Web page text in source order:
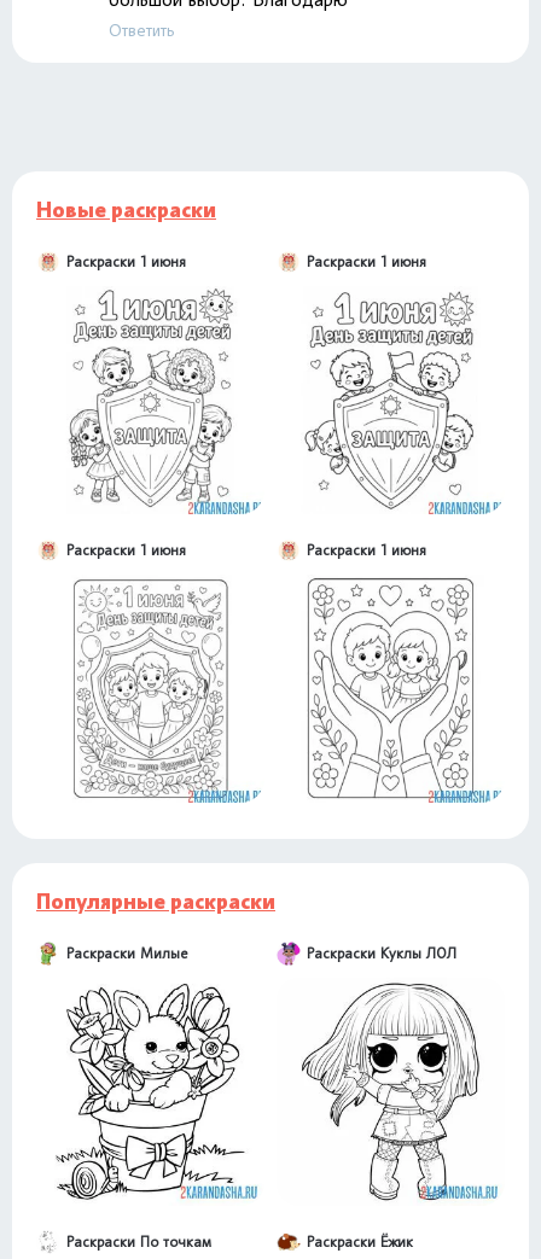
Ответить
Новые раскраски
Раскраски 1 июня Раскраски 1 июня
Раскраски 1 июня Раскраски 1 июня
Популярные раскраски
Раскраски Милые Раскраски Куклы ЛОЛ
Раскраски По точкам Раскраски Ёжик